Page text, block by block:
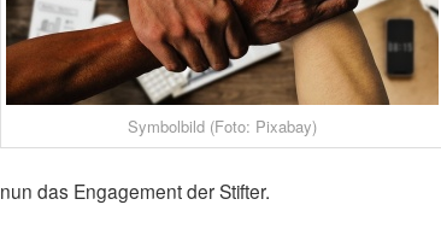
Symbolbild (Foto: Pixabay)
nun das Engagement der Stifter.